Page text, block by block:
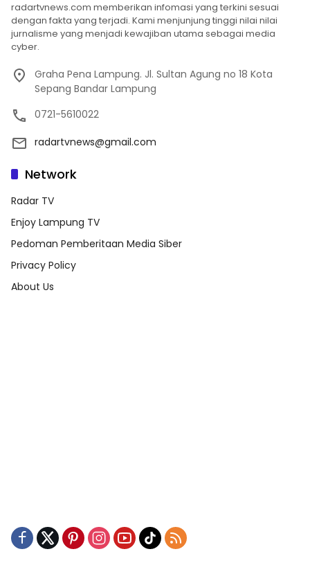
radartvnews.com memberikan infomasi yang terkini sesuai
dengan fakta yang terjadi. Kami menjunjung tinggi nilai nilai
jurnalisme yang menjadi kewajiban utama sebagai media
cyber.
Graha Pena Lampung. Jl. Sultan Agung no 18 Kota
Sepang Bandar Lampung
0721-5610022
radartvnews@gmail.com
Network
Radar TV
Enjoy Lampung TV
Pedoman Pemberitaan Media Siber
Privacy Policy
About Us